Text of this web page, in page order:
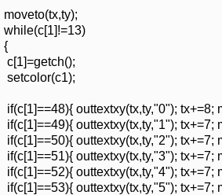
moveto(tx,ty);
while(c[1]!=13)
{
c[1]=getch();
setcolor(c1);
if(c[1]==48){ outtextxy(tx,ty,"0"); tx+=8;
if(c[1]==49){ outtextxy(tx,ty,"1"); tx+=7;
if(c[1]==50){ outtextxy(tx,ty,"2"); tx+=7;
if(c[1]==51){ outtextxy(tx,ty,"3"); tx+=7;
if(c[1]==52){ outtextxy(tx,ty,"4"); tx+=7;
if(c[1]==53){ outtextxy(tx,ty,"5"); tx+=7;